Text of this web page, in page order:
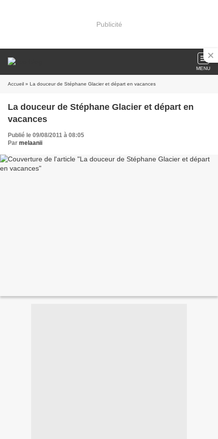
Publicité
MENU
Accueil » La douceur de Stéphane Glacier et départ en vacances
La douceur de Stéphane Glacier et départ en
vacances
Publié le 09/08/2011 à 08:05
Par melaanii